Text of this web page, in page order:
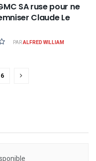
SA ruse pour ne
Claude Le
PARALFRED WILLIAM
6